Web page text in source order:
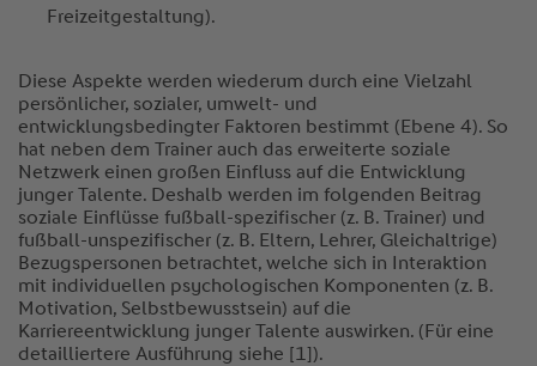
Freizeitgestaltung).
Diese Aspekte werden wiederum durch eine Vielzahl
persönlicher, sozialer, umwelt- und
entwicklungsbedingter Faktoren bestimmt (Ebene 4). So
hat neben dem Trainer auch das erweiterte soziale
Netzwerk einen großen Einfluss auf die Entwicklung
junger Talente. Deshalb werden im folgenden Beitrag
soziale Einflüsse fußball-spezifischer (z. B. Trainer) und
fußball-unspezifischer (z. B. Eltern, Lehrer, Gleichaltrige)
Bezugspersonen betrachtet, welche sich in Interaktion
mit individuellen psychologischen Komponenten (z. B.
Motivation, Selbstbewusstsein) auf die
Karriereentwicklung junger Talente auswirken. (Für eine
detailliertere Ausführung siehe [1]).